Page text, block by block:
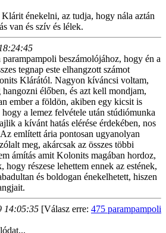
énekelni, az tudja, hogy nála aztán
van és szív és lélek.
beszámolójához, hogy én a
tegnap este elhangzott számot
Klárától. Nagyon kíváncsi voltam,
élőben, és azt kell mondjam,
ember a földön, akiben egy kicsit is
a lemez felvétele után stúdiómunka
a kívánt hatás elérése érdekében, nos
említett ária pontosan ugyanolyan
meg, akárcsak az összes többi
ámítás amit Kolonits magában hordoz,
részese lehettem ennek az estének,
és boldogan énekelhetett, hiszen
14:05:35 [Válasz erre: 475 parampampoli